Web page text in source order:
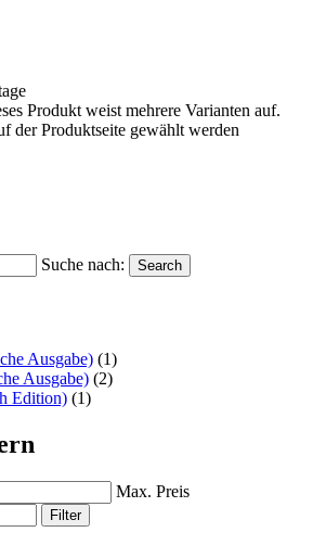
Produkt weist mehrere Varianten auf.
der Produktseite gewählt werden
Suche nach: Search
Ausgabe) (1)
Ausgabe) (2)
Edition) (1)
Max. Preis
Filter